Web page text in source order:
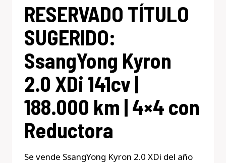
RESERVADO TÍTULO
SUGERIDO:
SsangYong Kyron
2.0 XDi 141cv |
188.000 km | 4×4 con
Reductora
Se vende SsangYong Kyron 2.0 XDi del año